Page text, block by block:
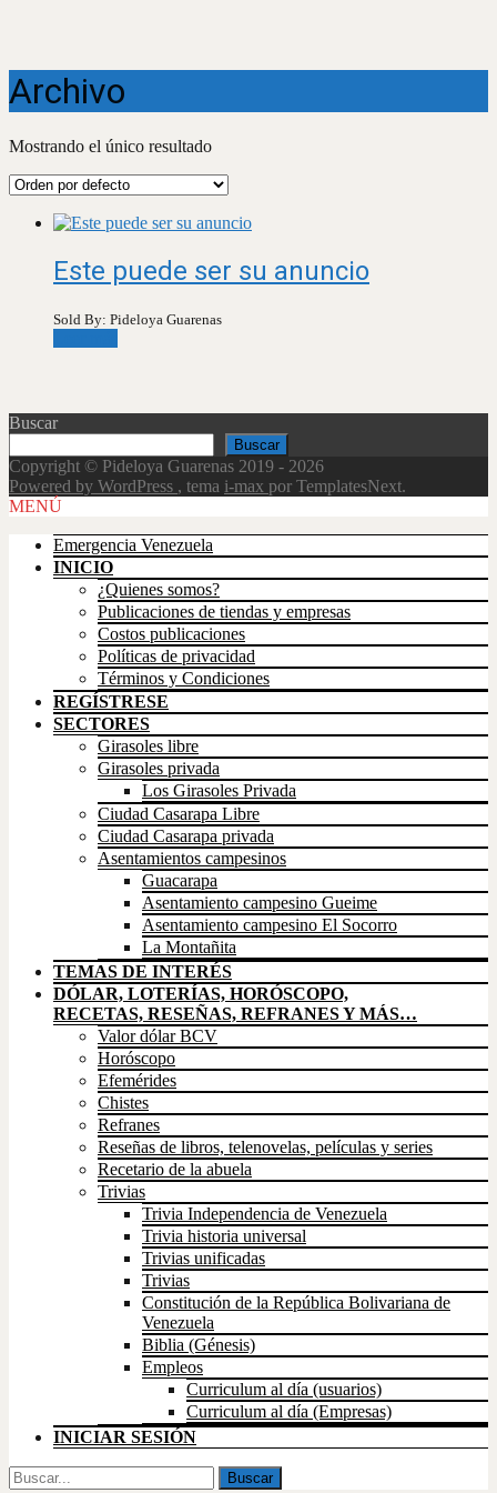
Archivo
Mostrando el único resultado
Este puede ser su anuncio
Sold By: Pideloya Guarenas
Buscar
Buscar
Copyright © Pideloya Guarenas 2019 - 2026
Powered by WordPress , tema i-max por TemplatesNext.
Scroll
MENÚ
Emergencia Venezuela
INICIO
¿Quienes somos?
Publicaciones de tiendas y empresas
Costos publicaciones
Políticas de privacidad
Términos y Condiciones
REGÍSTRESE
SECTORES
Girasoles libre
Girasoles privada
Los Girasoles Privada
Ciudad Casarapa Libre
Ciudad Casarapa privada
Asentamientos campesinos
Guacarapa
Asentamiento campesino Gueime
Asentamiento campesino El Socorro
La Montañita
TEMAS DE INTERÉS
DÓLAR, LOTERÍAS, HORÓSCOPO,
RECETAS, RESEÑAS, REFRANES Y MÁS…
Valor dólar BCV
Horóscopo
Efemérides
Chistes
Refranes
Reseñas de libros, telenovelas, películas y series
Recetario de la abuela
Trivias
Trivia Independencia de Venezuela
Trivia historia universal
Trivias unificadas
Trivias
Constitución de la República Bolivariana de
Venezuela
Biblia (Génesis)
Empleos
Curriculum al día (usuarios)
Curriculum al día (Empresas)
INICIAR SESIÓN
Buscar